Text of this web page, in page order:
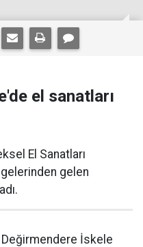
el sanatları
El Sanatları
gelen
İskele